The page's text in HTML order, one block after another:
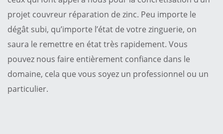
projet couvreur réparation de zinc. Peu importe le
dégât subi, qu’importe l’état de votre zinguerie, on
saura le remettre en état très rapidement. Vous
pouvez nous faire entièrement confiance dans le
domaine, cela que vous soyez un professionnel ou un
particulier.